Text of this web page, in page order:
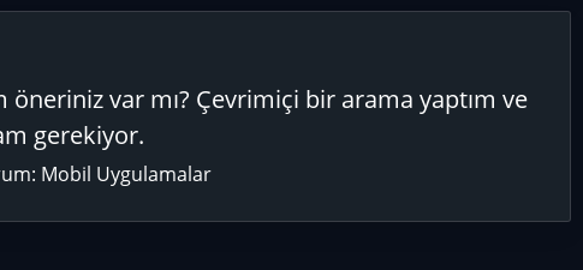
var mı? Çevrimiçi bir arama yaptım ve
gerekiyor.
Mobil Uygulamalar